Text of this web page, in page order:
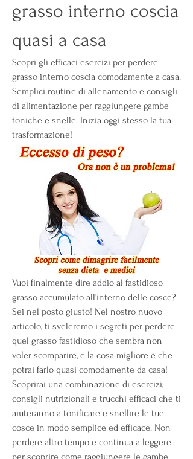
grasso interno coscia
quasi a casa
Scopri gli efficaci esercizi per perdere
grasso interno coscia comodamente a casa.
Semplici routine di allenamento e consigli
di alimentazione per raggiungere gambe
toniche e snelle. Inizia oggi stesso la tua
trasformazione!
Vuoi finalmente dire addio al fastidioso
grasso accumulato all'interno delle cosce?
Sei nel posto giusto! Nel nostro nuovo
articolo, ti sveleremo i segreti per perdere
quel grasso fastidioso che sembra non
voler scomparire, e la cosa migliore è che
potrai farlo quasi comodamente da casa!
Scoprirai una combinazione di esercizi,
consigli nutrizionali e trucchi efficaci che ti
aiuteranno a tonificare e snellire le tue
cosce in modo semplice ed efficace. Non
perdere altro tempo e continua a leggere
per scoprire come raggiungere le gambe